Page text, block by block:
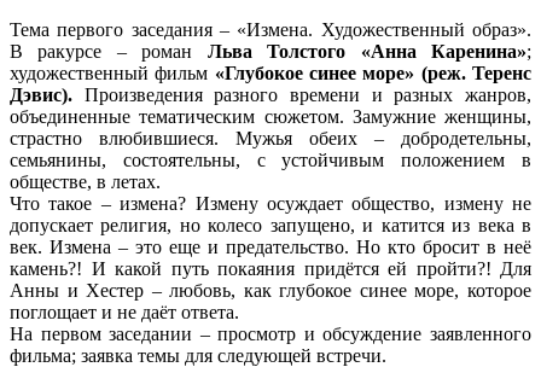
Тема первого заседания – «Измена. Художественный образ».
В ракурсе – роман Льва Толстого «Анна Каренина»;
художественный фильм «Глубокое синее море» (реж. Теренс
Дэвис). Произведения разного времени и разных жанров,
объединенные тематическим сюжетом. Замужние женщины,
страстно влюбившиеся. Мужья обеих – добродетельны,
семьянины, состоятельны, с устойчивым положением в
обществе, в летах.
Что такое – измена? Измену осуждает общество, измену не
допускает религия, но колесо запущено, и катится из века в
век. Измена – это еще и предательство. Но кто бросит в неё
камень?! И какой путь покаяния придётся ей пройти?! Для
Анны и Хестер – любовь, как глубокое синее море, которое
поглощает и не даёт ответа.
На первом заседании – просмотр и обсуждение заявленного
фильма; заявка темы для следующей встречи.